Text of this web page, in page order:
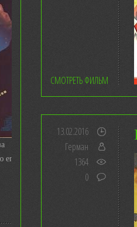
СМОТРЕТЬ ФИЛЬМ
13.02.2016
Герман
1364
0